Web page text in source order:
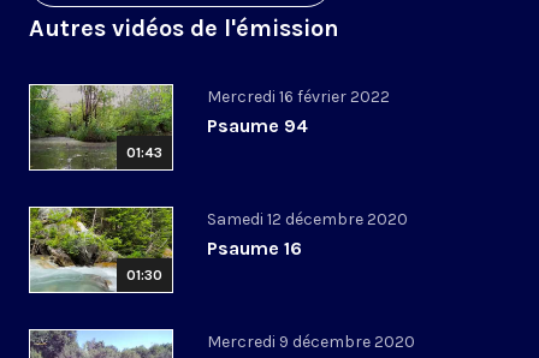
Autres vidéos de l'émission
01:43
Mercredi 16 février 2022
Psaume 94
01:30
Samedi 12 décembre 2020
Psaume 16
Mercredi 9 décembre 2020